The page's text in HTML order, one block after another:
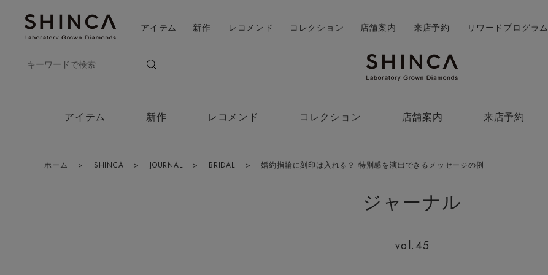
アイテム 新作 レコメンド コレクション 店舗案内 来店予約
アイテム 新作 レコメンド コレクション 店舗案内 来店予約 リワードプログラム
ホーム > SHINCA > JOURNAL > BRIDAL > 婚約指輪に刻印は入れる？ 特別感を演出できるメッセージの例
ジャーナル
vol.45